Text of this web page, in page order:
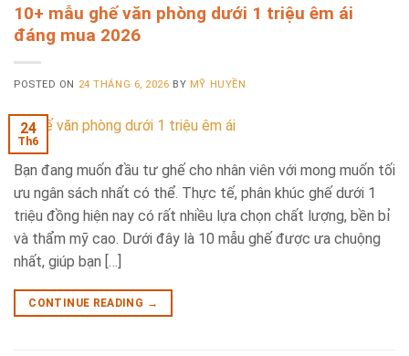
10+ mẫu ghế văn phòng dưới 1 triệu êm ái
đáng mua 2026
POSTED ON 24 THÁNG 6, 2026 BY MỸ HUYỀN
24
Th6
Bạn đang muốn đầu tư ghế cho nhân viên với mong muốn tối
ưu ngân sách nhất có thể. Thực tế, phân khúc ghế dưới 1
triệu đồng hiện nay có rất nhiều lựa chọn chất lượng, bền bỉ
và thẩm mỹ cao. Dưới đây là 10 mẫu ghế được ưa chuộng
nhất, giúp bạn […]
CONTINUE READING →